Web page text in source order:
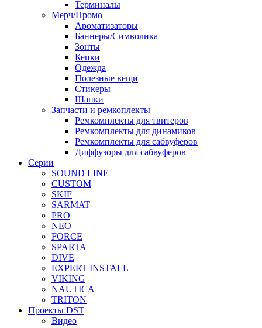
Терминалы
Мерч/Промо
Ароматизаторы
Баннеры/Символика
Зонты
Кепки
Одежда
Полезные вещи
Стикеры
Шапки
Запчасти и ремкоплекты
Ремкомплекты для твитеров
Ремкомплекты для динамиков
Ремкомплекты для сабвуферов
Диффузоры для сабвуферов
Серии
SOUND LINE
CUSTOM
SKIF
SARMAT
PRO
NEO
FORCE
SPARTA
DIVE
EXPERT INSTALL
VIKING
NAUTICA
TRITON
Проекты DST
Видео